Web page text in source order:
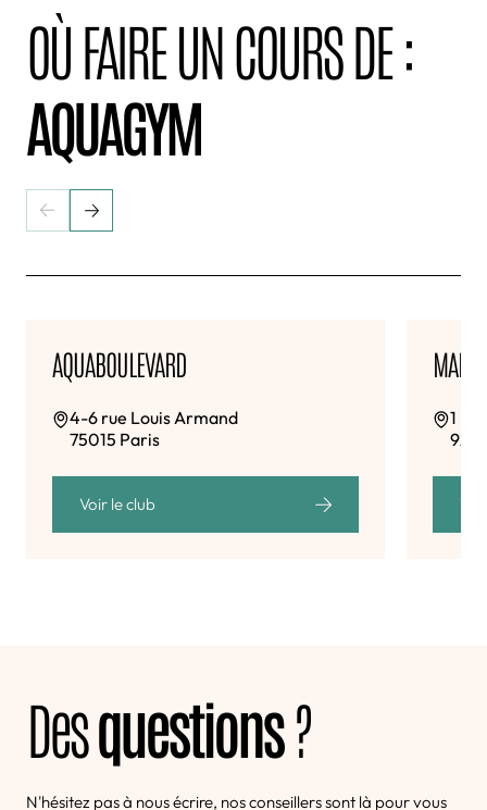
OÙ FAIRE UN COURS DE :
AQUAGYM
AQUABOULEVARD
4-6 rue Louis Armand
75015 Paris
Voir le club
1
Desquestions?
N'hésitez pas à nous écrire, nos conseillers sont là pour vous